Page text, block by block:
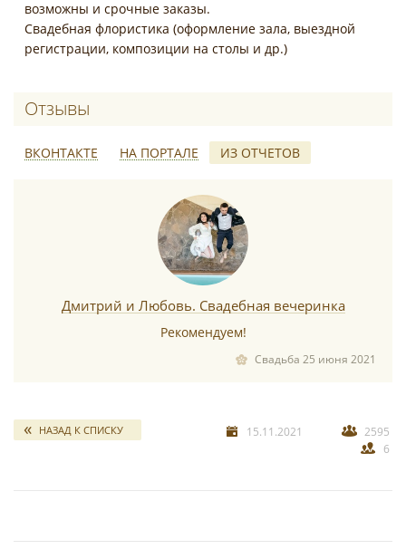
возможны и срочные заказы.
Свадебная флористика (оформление зала, выездной
регистрации, композиции на столы и др.)
Отзывы о Арт Букет
ВКОНТАКТЕ НА ПОРТАЛЕ ИЗ ОТЧЕТОВ
Дмитрий и Любовь. Свадебная вечеринка
Рекомендуем!
Свадьба 25 июня 2021
НАЗАД К СПИСКУ 15.11.2021
2595
6